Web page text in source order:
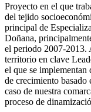
Proyecto en el que
del tejido
principal de
Doñana,
el periodo 2007-2013.
territorio en clave
el que se implementan
de crecimiento
caso de nuestra
proceso de